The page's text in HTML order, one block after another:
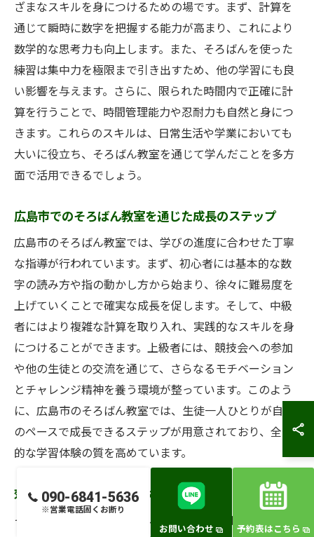
ざまなスキルを身につけるための場です。まず、計算を
通じて瞬時に数字を把握する能力が高まり、これにより
数学的な思考力も向上します。また、そろばんを使った
練習は集中力を極限まで引き出すため、他の学習にも良
い影響を与えます。さらに、限られた時間内で正確に計
算を行うことで、時間管理能力や忍耐力も自然と身につ
きます。これらのスキルは、日常生活や学業においても
大いに役立ち、そろばん教室を通じて学んだことを多方
面で活用できるでしょう。
広島市でのそろばん教室を通じた成長のステップ
広島市のそろばん教室では、学びの進度に合わせた丁寧
な指導が行われています。まず、初心者には基本的な数
字の読み方や指の動かし方から始まり、徐々に難易度を
上げていくことで確実な成長を促します。そして、中級
者にはより複雑な計算を取り入れ、実践的なスキルを身
につけることができます。上級者には、競技会への参加
や他の生徒との交流を通じて、さらなるモチベーション
とチャレンジ精神を養う環境が整っています。このよう
に、広島市のそろばん教室では、生徒一人ひとりが自分
のペースで成長できるステップが用意されており、全体
的な学習体験の質を高めています。
効果的な学びを進めるためのポイント
そろばん教室で効果的に学ぶための第一のポイントは、
090-6841-5636
※営業電話固くお断り
お問い合わせ 予約表はこちら